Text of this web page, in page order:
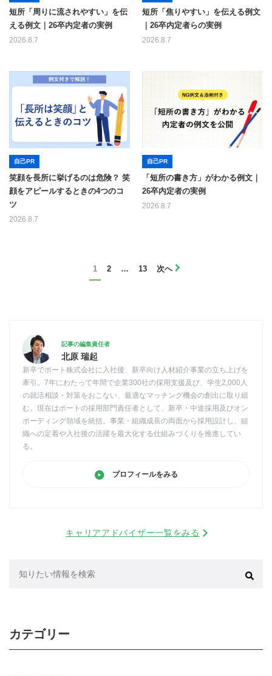
短所「周りに流されやすい」を伝
える例文｜26卒内定者の実例
2026.8.7
短所「焦りやすい」を伝える例文
｜26卒内定者らの実例
2026.8.7
自己PR
笑顔を長所に挙げるのは危険？ 笑
顔をアピールするときの4つのコ
ツ
2026.8.7
自己PR
「短所の書き方」がわかる例文｜
26卒内定者の実例
2026.8.7
1 2 … 13 次へ
記事の編集責任者
北原 瑞起
新卒でポート株式会社に入社後、新卒向け人材紹介事業の立ち上げを
牽引。7年にわたって年間で企業300社の採用支援及び、学生2,000人
の就活相談・対策をおこない、最適なマッチング機会の創出に取り組
む。現在はポートの採用部門責任者として、新卒・中途採用及びオン
ボーディング領域を統括。事業・組織成長の両面から採用設計し、組
織への定着や入社後の活躍を最大化する仕組みづくりを推進してい
る。
プロフィールをみる
キャリアアドバイザー一覧をみる
カテゴリー